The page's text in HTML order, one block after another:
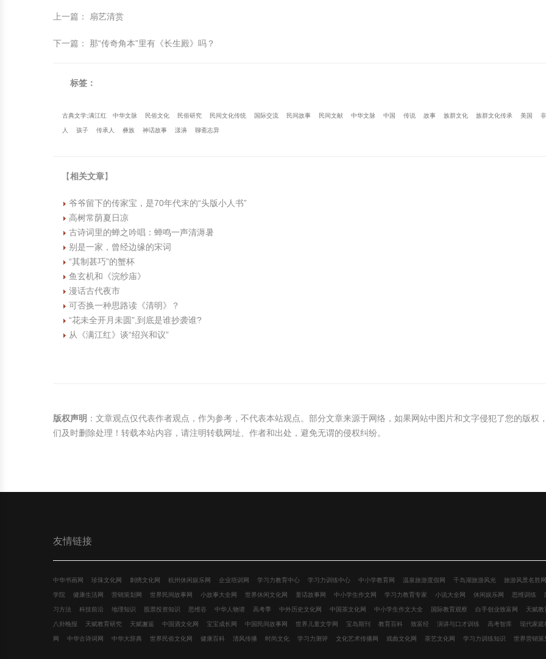
上一篇 ： 扇艺清赏
下一篇 ： 那“传奇角本”里有《长生殿》吗？
标签：
古典文学;满江红 中华文脉 民俗文化 民俗研究 民间文化传统 国际交流 民间故事 民间文献 中华文脉 中国 传说 故事 族群文化 族群文化传承 美国
人 孩子 传承人 彝族 神话故事 漾濞 聊斋志异
【相关文章】
爷爷留下的传家宝，是70年代末的“头版小人书”
高树常荫夏日凉
古诗词里的蝉之吟唱：蝉鸣一声清溽暑
别是一家，曾经边缘的宋词
“其制甚巧”的蟹杯
鱼玄机和《浣纱庙》
漫话古代夜市
可否换一种思路读《清明》？
“花未全开月未圆”,到底是谁抄袭谁?
从《满江红》谈“绍兴和议”
版权声明 ：文章观点仅代表作者观点，作为参考，不代表本站观点。部分文章来源于网络，如果网站中图片和文字侵犯了您的版权
们及时删除处理！转载本站内容，请注明转载网址、作者和出处，避免无谓的侵权纠纷。
友情链接
中华书画网 珍珠文化网 刺绣文化网 杭州休闲娱乐网 企业培训网 学习力教育中心 学习力训练中心 中小学教育网 温泉旅游度假网 千岛湖旅游风光 旅游风景名胜网
学院 健康生活网 营销策划网 世界民间故事网 小故事大全网 世界休闲文化网 童话故事网 中小学生作文网 学习力教育专家 小说大全网 休闲娱乐网 思维训练
习方法 科技前沿 地理知识 股票投资知识 思维谷 中华人物谱 高考季 中外历史文化网 中国茶文化网 中小学生作文大全 国际教育观察 白手创业致富网 天赋教
八卦晚报 天赋教育研究 天赋邂逅 中国酒文化网 宝宝成长网 中国民间故事网 世界儿童文学网 宝岛期刊 教育百科 致富经 演讲与口才训练 高考智库 现代家庭
网 中华古诗词网 中华大辞典 世界民俗文化网 健康百科 清风传播 时尚文化 学习力测评 文化艺术传播网 戏曲文化网 茶艺文化网 学习力训练知识 世界营销策